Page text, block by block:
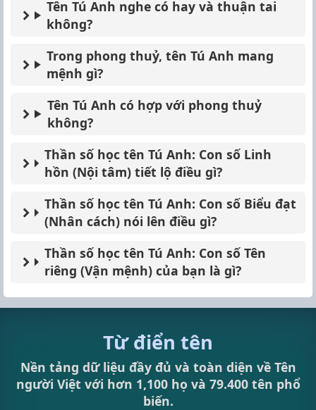
Tên Tú Anh nghe có hay và thuận tai
không?
Trong phong thuỷ, tên Tú Anh mang
mệnh gì?
Tên Tú Anh có hợp với phong thuỷ
không?
Thần số học tên Tú Anh: Con số Linh
hồn (Nội tâm) tiết lộ điều gì?
Thần số học tên Tú Anh: Con số Biểu đạt
(Nhân cách) nói lên điều gì?
Thần số học tên Tú Anh: Con số Tên
riêng (Vận mệnh) của bạn là gì?
Từ điển tên
Nền tảng dữ liệu đầy đủ và toàn diện về Tên
người Việt với hơn 1,100 họ và 79.400 tên phổ
biến.